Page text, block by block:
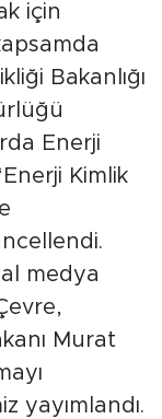
için
Bakanlığı
Enerji
Kimlik
medya
Murat
yayımlandı.